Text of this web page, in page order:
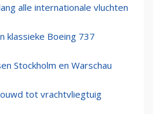
alle internationale vluchten
klassieke Boeing 737
Stockholm en Warschau
tot vrachtvliegtuig